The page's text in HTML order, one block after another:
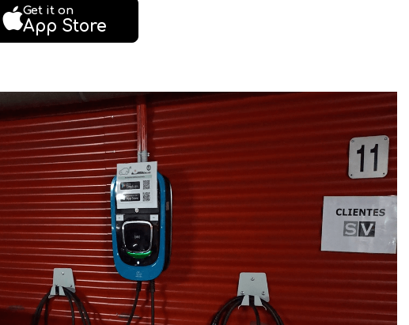
Get it on
App Store